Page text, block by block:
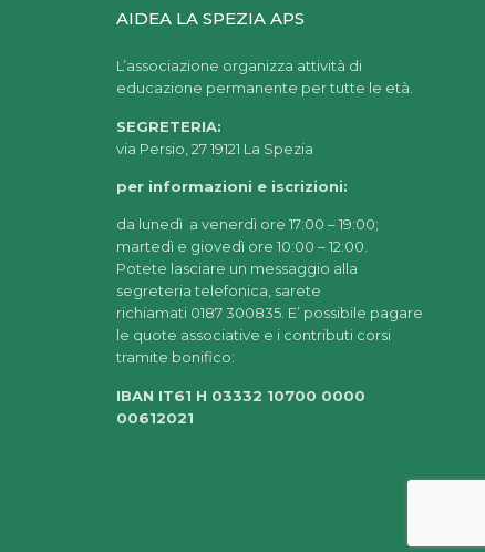
AIDEA LA SPEZIA APS
L’associazione organizza attività di
educazione permanente per tutte le età.
SEGRETERIA:
via Persio, 27 19121 La Spezia
per informazioni e iscrizioni:
da lunedì a venerdì ore 17:00 – 19:00;
martedì e giovedì ore 10:00 – 12:00.
Potete lasciare un messaggio alla
segreteria telefonica, sarete
richiamati 0187 300835. E’ possibile pagare
le quote associative e i contributi corsi
tramite bonifico:
IBAN IT61 H 03332 10700 0000
00612021